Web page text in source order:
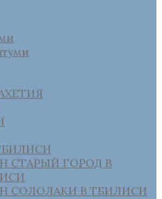
СТАРЫЙ ГОРОД В
СОЛОЛАКИ В ТБИЛИСИ